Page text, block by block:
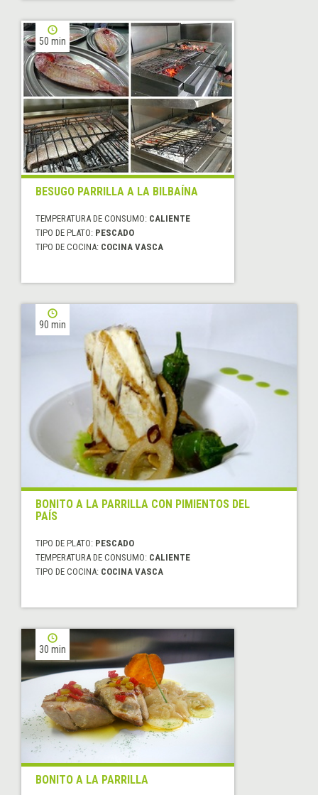
50 min
BESUGO PARRILLA A LA BILBAÍNA
TEMPERATURA DE CONSUMO: CALIENTE
TIPO DE PLATO: PESCADO
TIPO DE COCINA: COCINA VASCA
90 min
BONITO A LA PARRILLA CON PIMIENTOS DEL
PAÍS
TIPO DE PLATO: PESCADO
TEMPERATURA DE CONSUMO: CALIENTE
TIPO DE COCINA: COCINA VASCA
30 min
BONITO A LA PARRILLA